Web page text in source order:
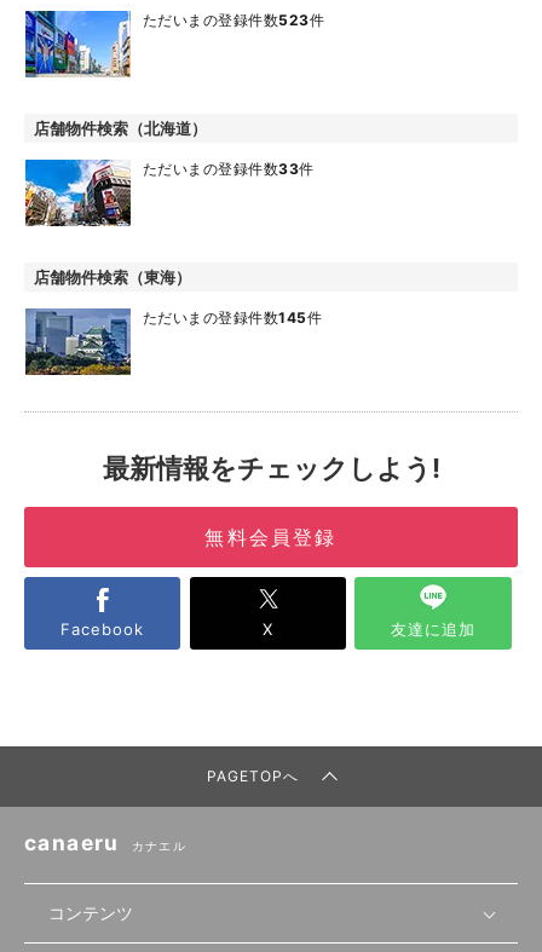
ただいまの登録件数523件
店舗物件検索（北海道）
ただいまの登録件数33件
店舗物件検索（東海）
ただいまの登録件数145件
最新情報をチェックしよう!
無料会員登録
Facebook X 友達に追加
PAGETOPへ
canaeru カナエル
コンテンツ